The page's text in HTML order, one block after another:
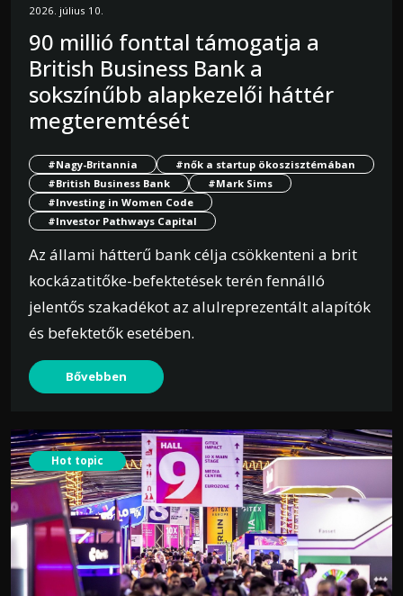
2026. július 10.
90 millió fonttal támogatja a
British Business Bank a
sokszínűbb alapkezelői háttér
megteremtését
#Nagy-Britannia
#nők a startup ökoszisztémában
#British Business Bank
#Mark Sims
#Investing in Women Code
#Investor Pathways Capital
Az állami hátterű bank célja csökkenteni a brit
kockázatitőke-befektetések terén fennálló
jelentős szakadékot az alulreprezentált alapítók
és befektetők esetében.
Bővebben
Hot topic